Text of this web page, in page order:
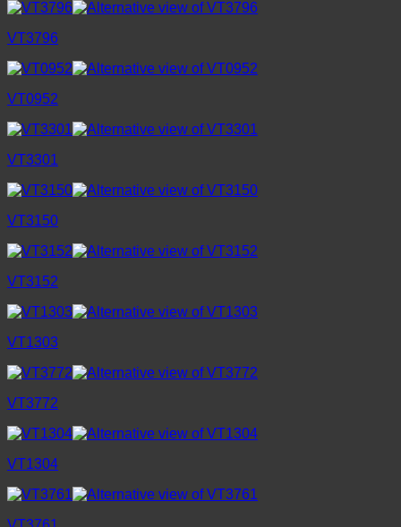
VT3796
VT0952
VT3301
VT3150
VT3152
VT1303
VT3772
VT1304